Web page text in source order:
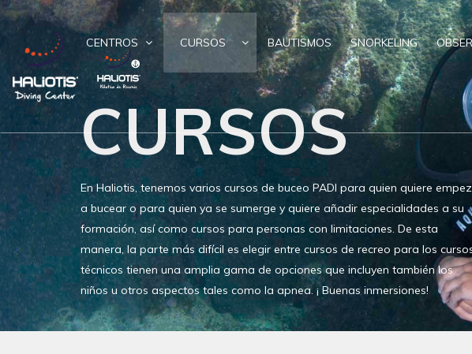
CENTROS CURSOS BAUTISMOS SNORKELING
CURSOS
En Haliotis, tenemos varios cursos de buceo PADI para quien quiere
a bucear o para quien ya se sumerge y quiere añadir especialidades a su
formación, así como cursos para personas con limitaciones. De esta
manera, la parte más difícil es elegir entre cursos de recreo para los
técnicos tienen una amplia gama de opciones que incluyen también los
niños u otros aspectos tales como la apnea. ¡ Buenas inmersiones!